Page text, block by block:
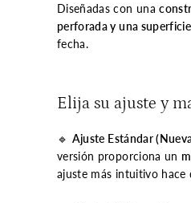
Diseñadas con una
perforada y una
fecha.
Elija su ajuste y
🔹 Ajuste Estándar
versión proporciona un
ajuste más intuitivo hace